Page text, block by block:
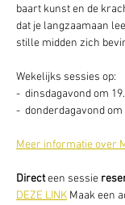
baart kunst en de
dat je langzaamaan
stille midden zich
Wekelijks sessies op:
-  dinsdagavond om
-  donderdagavond
Meer informatie over
Direct een sessie
DEZE LINK Maak een